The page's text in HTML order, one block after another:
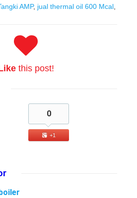
AMP, jual thermal oil 600 Mcal
this post!
0
+1